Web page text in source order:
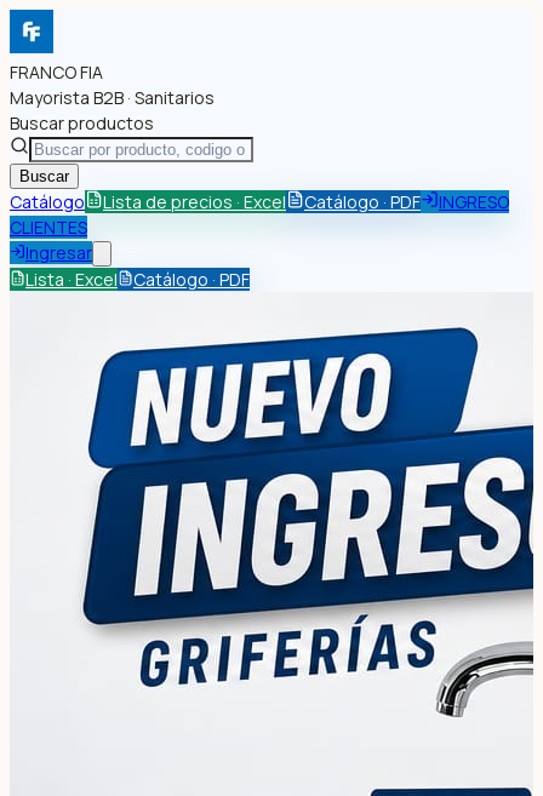
FRANCO FIA
Mayorista B2B · Sanitarios
Buscar productos
Buscar
Catálogo Lista de precios · Excel Catálogo · PDF
INGRESO
CLIENTES
Ingresar
Lista · Excel
Catálogo · PDF